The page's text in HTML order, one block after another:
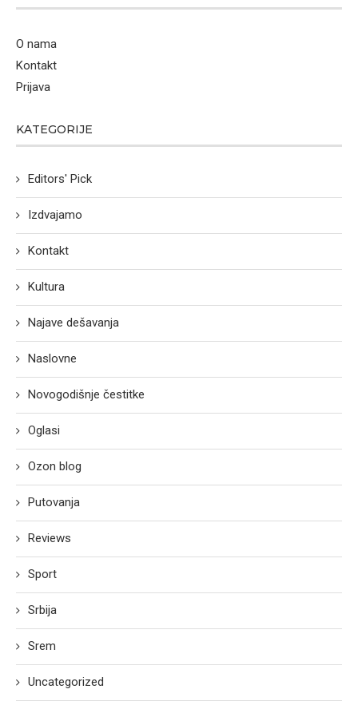
O nama
Kontakt
Prijava
KATEGORIJE
Editors' Pick
Izdvajamo
Kontakt
Kultura
Najave dešavanja
Naslovne
Novogodišnje čestitke
Oglasi
Ozon blog
Putovanja
Reviews
Sport
Srbija
Srem
Uncategorized